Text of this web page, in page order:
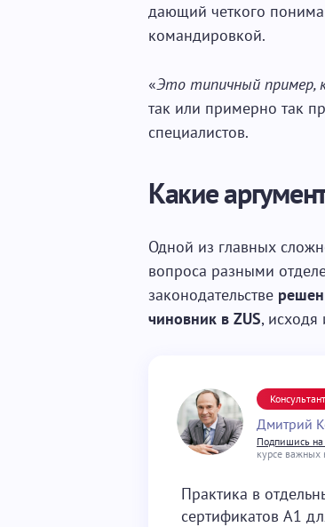
дающий четкого
командировкой.
«Это типичный пример,
так или примерно так
специалистов.
Какие
Одной из главных
вопроса разными
законодательстве
чиновник в ZUS, исходя
Консультант
Дмитрий
Подпишись
курсе важных
Практика в
сертификатов A1